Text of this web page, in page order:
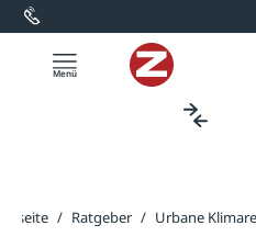
springen
/ Ratgeber / Urbane